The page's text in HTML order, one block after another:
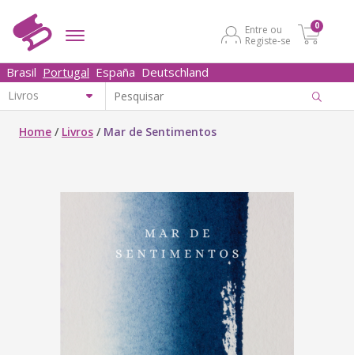
Entre ou
Registe-se
0
Brasil Portugal España Deutschland
Home / Livros / Mar de Sentimentos